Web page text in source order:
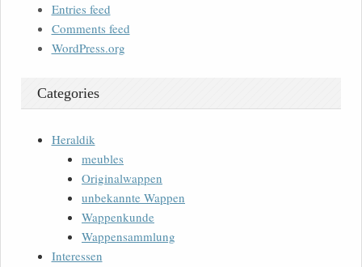
Entries feed
Comments feed
WordPress.org
Categories
Heraldik
meubles
Originalwappen
unbekannte Wappen
Wappenkunde
Wappensammlung
Interessen